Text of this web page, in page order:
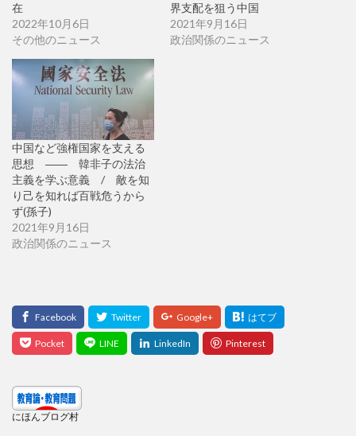
在
2022年10月6日
その他のニュース
界支配を狙う中国
2021年9月16日
政治関係のニュース
中国など強権国家を支える
思想 ―― 韓非子の法治
主義を学ぶ意義 / 敵を知
り己を知れば百戦危うから
ず(孫子)
2021年9月16日
政治関係のニュース
にほんブログ村